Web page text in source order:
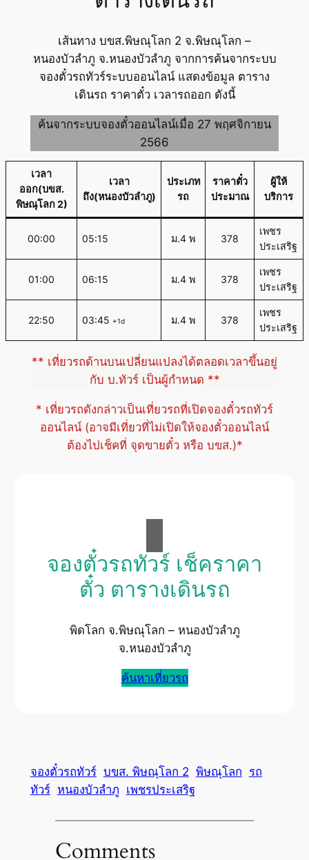
เส้นทาง บขส.พิษณุโลก 2 จ.พิษณุโลก –
หนองบัวลำภู จ.หนองบัวลำภู จากการค้นจากระบบ
จองตั๋วรถทัวร์ระบบออนไลน์ แสดงข้อมูล ตาราง
เดินรถ ราคาตั๋ว เวลารถออก ดังนี้
ค้นจากระบบจองตั๋วออนไลน์เมื่อ 27 พฤศจิกายน
2566
เวลา
ออก(บขส.
พิษณุโลก 2)
เวลา
ถึง(หนองบัวลำภู)
ประเภท
รถ
ราคาตั๋ว
ประมาณ
ผู้ให้
บริการ
00:00 05:15 ม.4 พ 378
เพชร
ประเสริฐ
01:00 06:15 ม.4 พ 378
เพชร
ประเสริฐ
22:50 03:45 +1d ม.4 พ 378
เพชร
ประเสริฐ
** เที่ยวรถด้านบนเปลี่ยนแปลงได้ตลอดเวลาขึ้นอยู่
กับ บ.ทัวร์ เป็นผู้กำหนด **
* เที่ยวรถดังกล่าวเป็นเที่ยวรถที่เปิดจองตั๋วรถทัวร์
ออนไลน์ (อาจมีเที่ยวที่ไม่เปิดให้จองตั๋วออนไลน์
ต้องไปเช็คที่ จุดขายตั๋ว หรือ บขส.)*
จองตั๋วรถทัวร์ เช็คราคา
ตั๋ว ตารางเดินรถ
พิดโลก จ.พิษณุโลก – หนองบัวลำภู
จ.หนองบัวลำภู
ค้นหาเที่ยวรถ
จองตั๋วรถทัวร์ บขส. พิษณุโลก 2 พิษณุโลก รถ
ทัวร์ หนองบัวลำภู เพชรประเสริฐ
Comments